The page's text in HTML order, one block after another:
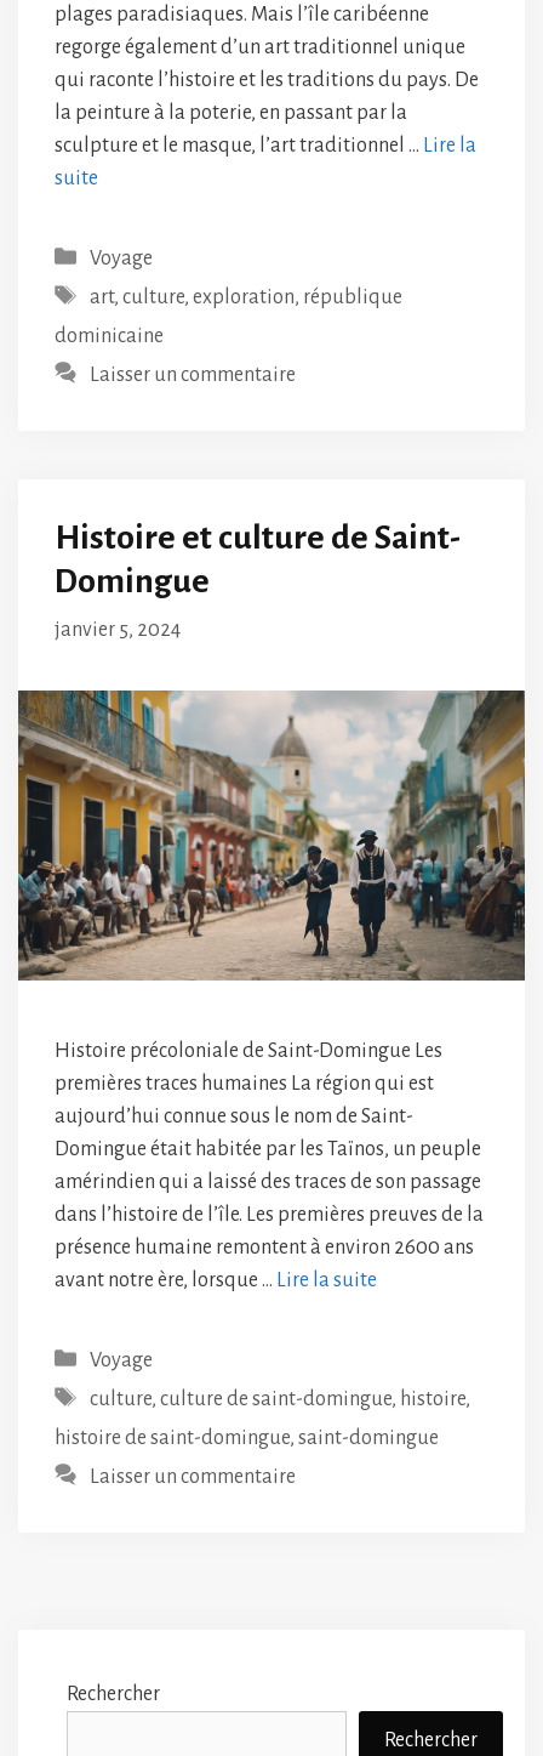
plages paradisiaques. Mais l’île caribéenne
regorge également d’un art traditionnel unique
qui raconte l’histoire et les traditions du pays. De
la peinture à la poterie, en passant par la
sculpture et le masque, l’art traditionnel … Lire la
suite
Catégories
Voyage
Étiquettes
art, culture, exploration, république
dominicaine
Laisser un commentaire
Histoire et culture de Saint-
Domingue
janvier 5, 2024
Histoire précoloniale de Saint-Domingue Les
premières traces humaines La région qui est
aujourd’hui connue sous le nom de Saint-
Domingue était habitée par les Taïnos, un peuple
amérindien qui a laissé des traces de son passage
dans l’histoire de l’île. Les premières preuves de la
présence humaine remontent à environ 2600 ans
avant notre ère, lorsque … Lire la suite
Catégories
Voyage
Étiquettes
culture, culture de saint-domingue, histoire,
histoire de saint-domingue, saint-domingue
Laisser un commentaire
Rechercher
Rechercher